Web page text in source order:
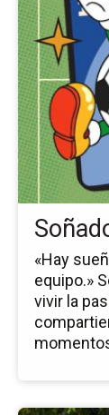
«Hay
equipo.»
vivir la